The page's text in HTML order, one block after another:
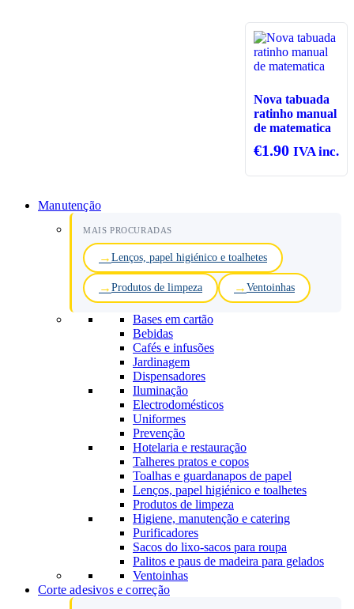
Nova tabuada
ratinho manual
de matematica
€1.90 IVA inc.
Manutenção
MAIS PROCURADAS
Lenços, papel higiénico e toalhetes
Produtos de limpeza Ventoinhas
Bases em cartão
Bebidas
Cafés e infusões
Jardinagem
Dispensadores
Iluminação
Electrodomésticos
Uniformes
Prevenção
Hotelaria e restauração
Talheres pratos e copos
Toalhas e guardanapos de papel
Lenços, papel higiénico e toalhetes
Produtos de limpeza
Higiene, manutenção e catering
Purificadores
Sacos do lixo-sacos para roupa
Palitos e paus de madeira para gelados
Ventoinhas
Corte adesivos e correção